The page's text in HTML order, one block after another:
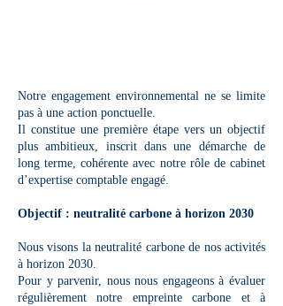
Notre engagement environnemental ne se limite
pas à une action ponctuelle.
Il constitue une première étape vers un objectif
plus ambitieux, inscrit dans une démarche de
long terme, cohérente avec notre rôle de cabinet
d’expertise comptable engagé.
Objectif : neutralité carbone à horizon 2030
Nous visons la neutralité carbone de nos activités
à horizon 2030.
Pour y parvenir, nous nous engageons à évaluer
régulièrement notre empreinte carbone et à